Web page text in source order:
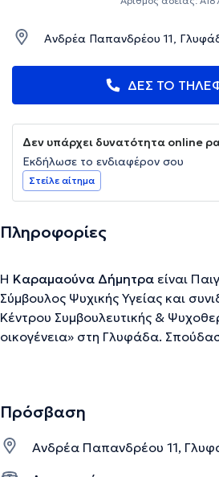
Ανδρέα Παπανδρέου 11,
ΔΕΣ ΤΟ
Δεν υπάρχει δυνατότητα online
Εκδήλωσε το ενδιαφέρον σου
Στείλε αίτημα
Πληροφορίες
Η Καραμαούνα Δήμητρα είναι
Σύμβουλος Ψυχικής Υγείας και
Κέντρου Συμβουλευτικής &
οικογένεια» στη Γλυφάδα.
«Παιδαγωγική Ψυχολογία» του
Συμβουλευτική και Επαγγελματική
Εθνικού & Καποδιστριακού
Πρόσβαση
Ανδρέα Παπανδρέου 11,